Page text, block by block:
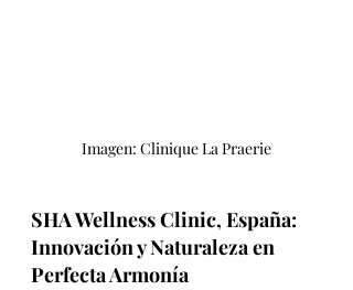
Imagen: Clinique La Praerie
SHA Wellness Clinic, España:
Innovación y Naturaleza en
Perfecta Armonía